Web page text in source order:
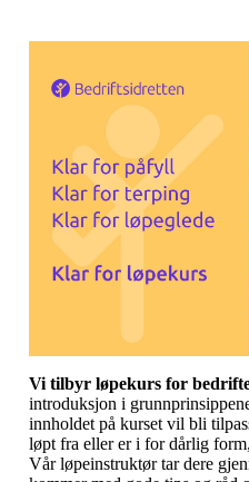
Vi tilbyr løpekurs for
introduksjon i
innholdet på kurset vil bli
løpt fra eller er i for dårlig
Vår løpeinstruktør tar dere